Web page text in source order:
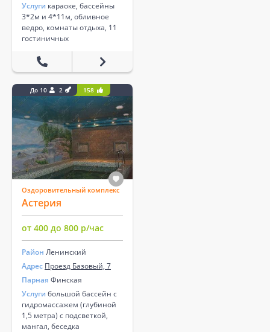
Услуги караоке, бассейны
3*2м и 4*11м, обливное
ведро, комнаты отдыха, 11
гостиничных
До 10 2 158
Оздоровительный комплекс
Астерия
от 400 до 800 р/час
Район Ленинский
Адрес Проезд Базовый, 7
Парная Финская
Услуги большой бассейн с
гидромассажем (глубиной
1,5 метра) с подсветкой,
мангал, беседка